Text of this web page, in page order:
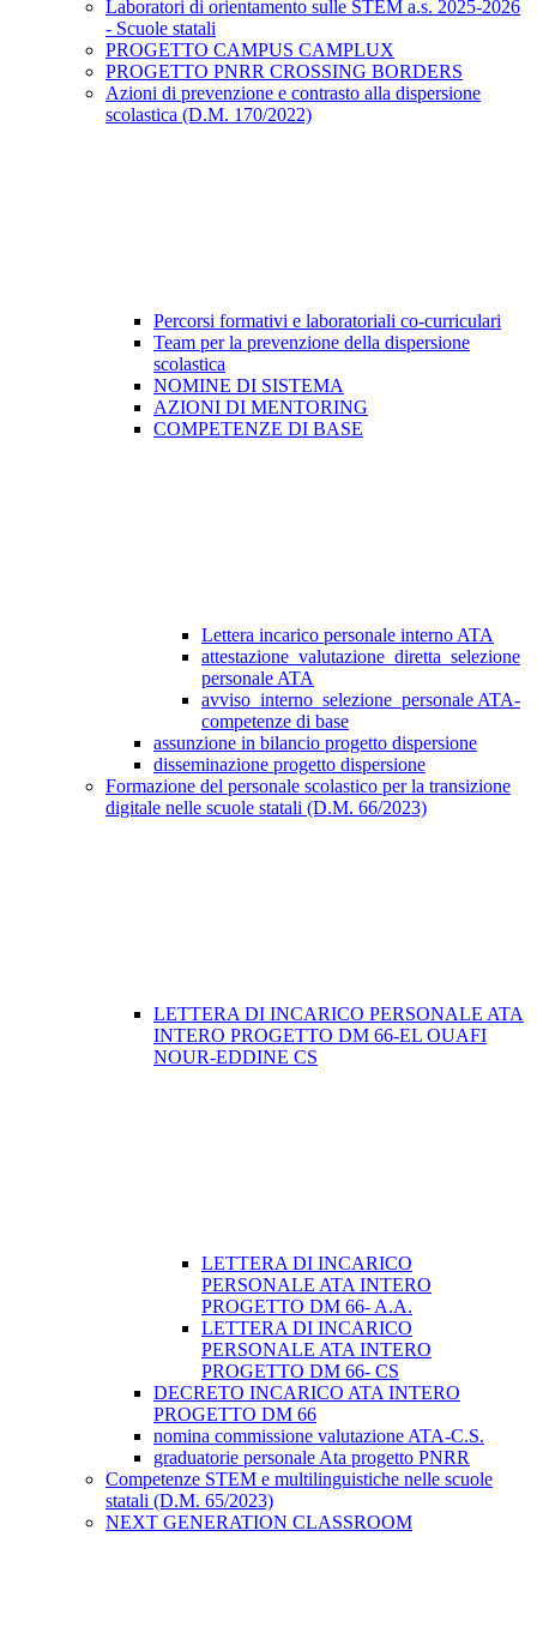
Laboratori di orientamento sulle STEM a.s. 2025-2026
- Scuole statali
PROGETTO CAMPUS CAMPLUX
PROGETTO PNRR CROSSING BORDERS
Azioni di prevenzione e contrasto alla dispersione
scolastica (D.M. 170/2022)
Percorsi formativi e laboratoriali co-curriculari
Team per la prevenzione della dispersione
scolastica
NOMINE DI SISTEMA
AZIONI DI MENTORING
COMPETENZE DI BASE
Lettera incarico personale interno ATA
attestazione_valutazione_diretta_selezione
personale ATA
avviso_interno_selezione_personale ATA-
competenze di base
assunzione in bilancio progetto dispersione
disseminazione progetto dispersione
Formazione del personale scolastico per la transizione
digitale nelle scuole statali (D.M. 66/2023)
LETTERA DI INCARICO PERSONALE ATA
INTERO PROGETTO DM 66-EL OUAFI
NOUR-EDDINE CS
LETTERA DI INCARICO
PERSONALE ATA INTERO
PROGETTO DM 66- A.A.
LETTERA DI INCARICO
PERSONALE ATA INTERO
PROGETTO DM 66- CS
DECRETO INCARICO ATA INTERO
PROGETTO DM 66
nomina commissione valutazione ATA-C.S.
graduatorie personale Ata progetto PNRR
Competenze STEM e multilinguistiche nelle scuole
statali (D.M. 65/2023)
NEXT GENERATION CLASSROOM